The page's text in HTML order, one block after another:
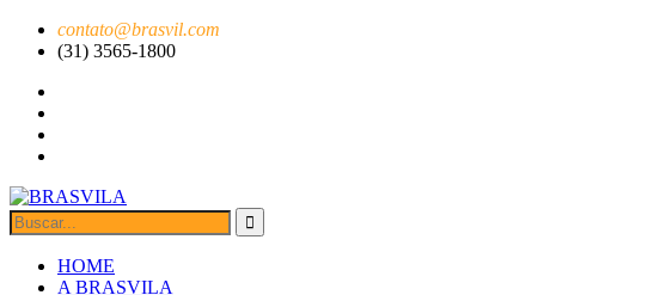
contato@brasvil.com
(31) 3565-1800
HOME
A BRASVILA